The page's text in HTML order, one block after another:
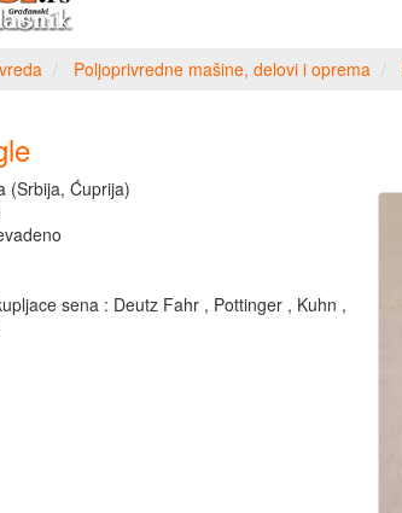
Poljoprivredne mašine, delovi i oprema
(Srbija, Ćuprija)
sena : Deutz Fahr , Pottinger , Kuhn ,